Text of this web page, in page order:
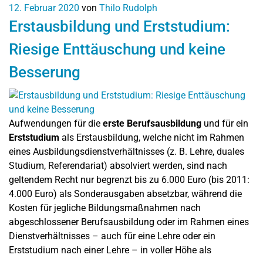
12. Februar 2020 von Thilo Rudolph
Erstausbildung und Erststudium:
Riesige Enttäuschung und keine
Besserung
Aufwendungen für die erste Berufsausbildung und für ein
Erststudium als Erstausbildung, welche nicht im Rahmen
eines Ausbildungsdienstverhältnisses (z. B. Lehre, duales
Studium, Referendariat) absolviert werden, sind nach
geltendem Recht nur begrenzt bis zu 6.000 Euro (bis 2011:
4.000 Euro) als Sonderausgaben absetzbar, während die
Kosten für jegliche Bildungsmaßnahmen nach
abgeschlossener Berufsausbildung oder im Rahmen eines
Dienstverhältnisses – auch für eine Lehre oder ein
Erststudium nach einer Lehre – in voller Höhe als